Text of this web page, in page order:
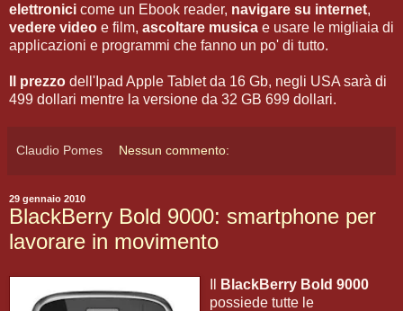
elettronici come un Ebook reader, navigare su internet,
vedere video e film, ascoltare musica e usare le migliaia di
applicazioni e programmi che fanno un po' di tutto.
Il prezzo dell'Ipad Apple Tablet da 16 Gb, negli USA sarà di
499 dollari mentre la versione da 32 GB 699 dollari.
Claudio Pomes Nessun commento:
29 gennaio 2010
BlackBerry Bold 9000: smartphone per
lavorare in movimento
BlackBerry Bold 9000
possiede tutte le